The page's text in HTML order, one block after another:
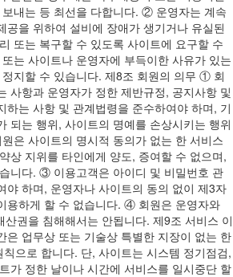
내는 등 최선을 다합니다. ② 운영자는 계속
공을 위하여 설비에 장애가 생기거나 유실된
또는 복구할 수 있도록 사이트에 요구할 수
는 사이트나 운영자에 부득이한 사유가 있는
지할 수 있습니다. 제8조 회원의 의무 ① 회
사항과 운영자가 정한 제반규정, 공지사항 및
하는 사항 및 관계법령을 준수하여야 하며, 기
되는 행위, 사이트의 명예를 손상시키는 행위
은 사이트의 명시적 동의가 없는 한 서비스
상 지위를 타인에게 양도, 증여할 수 없으며,
니다. ③ 이용고객은 아이디 및 비밀번호 관
야 하며, 운영자나 사이트의 동의 없이 제3자
용하게 할 수 없습니다. ④ 회원은 운영자와
권을 침해해서는 안됩니다. 제9조 서비스 이
업무상 또는 기술상 특별한 지장이 없는 한
으로 합니다. 단, 사이트는 시스템 정기점검,
가 정한 날이나 시간에 서비스를 일시중단 할